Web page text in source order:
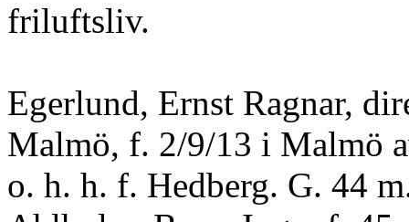
friluftsliv.
Egerlund, Ernst Ragnar,
Malmö, f. 2/9/13 i Malmö
o. h. h. f. Hedberg. G. 44